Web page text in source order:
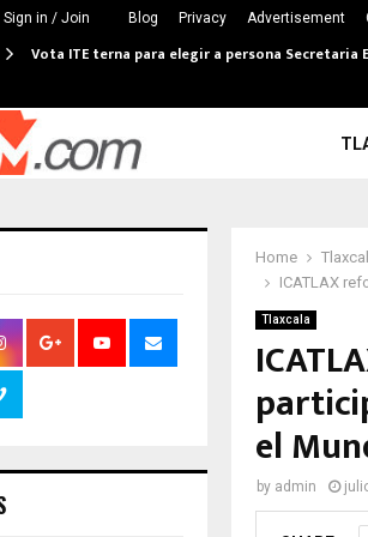
Sign in / Join Blog Privacy Advertisement
Vota ITE terna para elegir a persona Secretaria
Home
ICATLAX
Tlaxcala
el
by admin